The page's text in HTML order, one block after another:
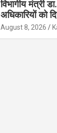
विभागीय मंत्री
अधिकारियों को
August 8, 2026